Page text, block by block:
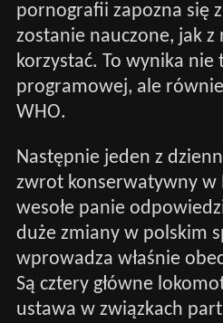
pornografii zapozna się
zostanie nauczone, jak z
korzystać. To wynika nie
programowej, ale
WHO.
Następnie jeden z
zwrot konserwatywny w
wesołe panie
duże zmiany w polskim
wprowadza właśnie
Są cztery główne
ustawa w związkach